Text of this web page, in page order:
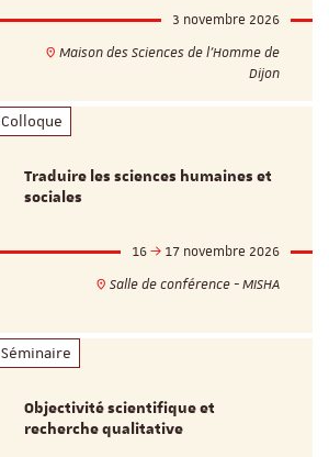
3 novembre 2026
Maison des Sciences de l'Homme de
Dijon
Colloque
Traduire les sciences humaines et
sociales
16
17 novembre 2026
Salle de conférence - MISHA
Séminaire
Objectivité scientifique et
recherche qualitative